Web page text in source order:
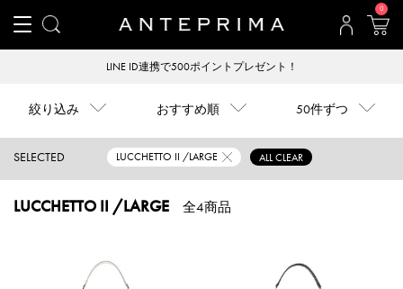
0
LINE ID連携で500ポイントプレゼント！
絞り込み おすすめ順 50件ずつ
SELECTED LUCCHETTO II /LARGE ALL CLEAR
LUCCHETTO II /LARGE 全4商品